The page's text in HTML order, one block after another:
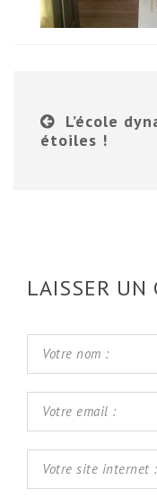
L’école
étoiles !
LAISSER UN